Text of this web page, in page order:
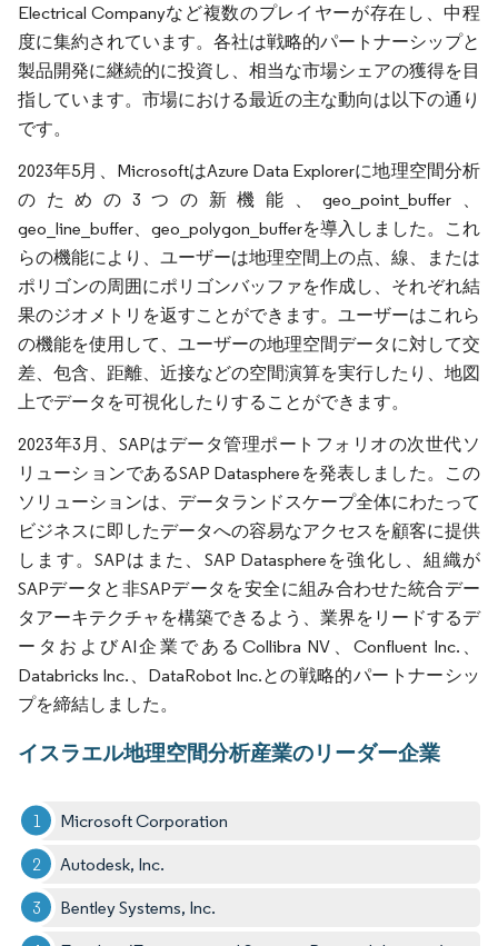
Electrical Companyなど複数のプレイヤーが存在し、中程
度に集約されています。各社は戦略的パートナーシップと
製品開発に継続的に投資し、相当な市場シェアの獲得を目
指しています。市場における最近の主な動向は以下の通り
です。
2023年5月、MicrosoftはAzure Data Explorerに地理空間分析
のための3つの新機能、geo_point_buffer、
geo_line_buffer、geo_polygon_bufferを導入しました。これ
らの機能により、ユーザーは地理空間上の点、線、または
ポリゴンの周囲にポリゴンバッファを作成し、それぞれ結
果のジオメトリを返すことができます。ユーザーはこれら
の機能を使用して、ユーザーの地理空間データに対して交
差、包含、距離、近接などの空間演算を実行したり、地図
上でデータを可視化したりすることができます。
2023年3月、SAPはデータ管理ポートフォリオの次世代ソ
リューションであるSAP Datasphereを発表しました。この
ソリューションは、データランドスケープ全体にわたって
ビジネスに即したデータへの容易なアクセスを顧客に提供
します。SAPはまた、SAP Datasphereを強化し、組織が
SAPデータと非SAPデータを安全に組み合わせた統合デー
タアーキテクチャを構築できるよう、業界をリードするデ
ータおよびAI企業であるCollibra NV、Confluent Inc.、
Databricks Inc.、DataRobot Inc.との戦略的パートナーシッ
プを締結しました。
イスラエル地理空間分析産業のリーダー企業
Microsoft Corporation
Autodesk, Inc.
Bentley Systems, Inc.